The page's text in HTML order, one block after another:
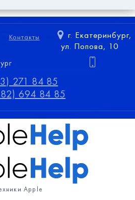
Контакты
г. Екатеринбург,
ул. Попова, 10
271 84 85
694 84 85
Apple